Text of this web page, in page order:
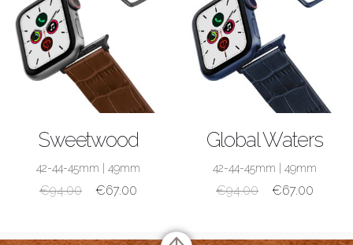
Sweetwood
42-44-45mm 49mm
€94.00 €67.00
Global Waters
42-44-45mm 49mm
€94.00 €67.00